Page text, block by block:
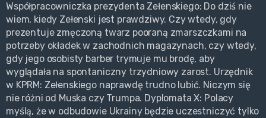
Współpracowniczka prezydenta Zełenskiego: Do dziś nie
wiem, kiedy Zełenski jest prawdziwy. Czy wtedy, gdy
prezentuje zmęczoną twarz pooraną zmarszczkami na
potrzeby okładek w zachodnich magazynach, czy wtedy,
gdy jego osobisty barber trymuje mu brodę, aby
wyglądała na spontaniczny trzydniowy zarost. Urzędnik
w KPRM: Zełenskiego naprawdę trudno lubić. Niczym się
nie różni od Muska czy Trumpa. Dyplomata X: Polacy
myślą, że w odbudowie Ukrainy będzie uczestniczyć tylko